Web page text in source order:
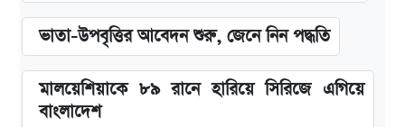
ভাতা-উপবৃত্তির আবেদন শুরু, জেনে নিন পদ্ধতি
মালয়েশিয়াকে ৮৯ রানে হারিয়ে সিরিজে এগিয়ে
বাংলাদেশ